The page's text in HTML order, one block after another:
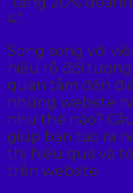
4”.
Song song với
hiểu rõ đối
quan tâm đến
những website
như thế nào?
giúp bạn tạo ra
thị hiệu quả và
trên website.